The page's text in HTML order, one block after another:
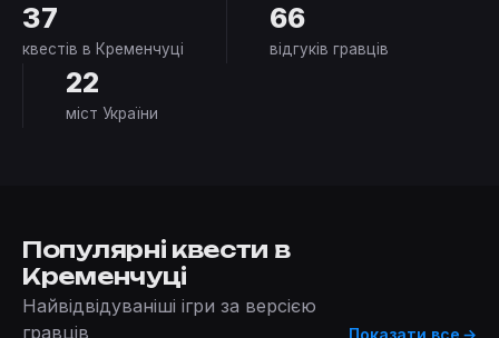
37
квестів в Кременчуці
66
відгуків гравців
22
міст України
Популярні квести в
Кременчуці
Найвідвідуваніші ігри за версією
гравців
Показати все